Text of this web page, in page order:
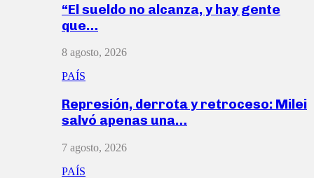
“El sueldo no alcanza, y hay gente
que…
8 agosto, 2026
PAÍS
Represión, derrota y retroceso: Milei
salvó apenas una…
7 agosto, 2026
PAÍS